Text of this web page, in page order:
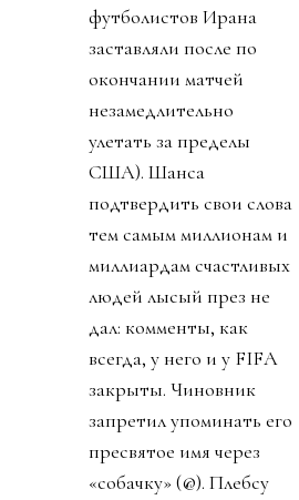
футболистов Ирана
заставляли после по
окончании матчей
незамедлительно
улетать за пределы
США). Шанса
подтвердить свои слова
тем самым миллионам и
миллиардам счастливых
людей лысый през не
дал: комменты, как
всегда, у него и у FIFA
закрыты. Чиновник
запретил упоминать его
пресвятое имя через
«собачку» (@). Плебсу